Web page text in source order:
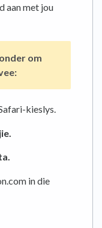
aan met jou
om
kieslys.
in die